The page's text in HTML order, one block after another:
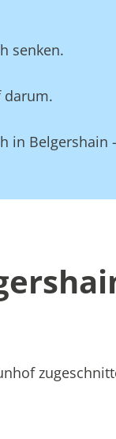
senken.
darum.
in Belgershain